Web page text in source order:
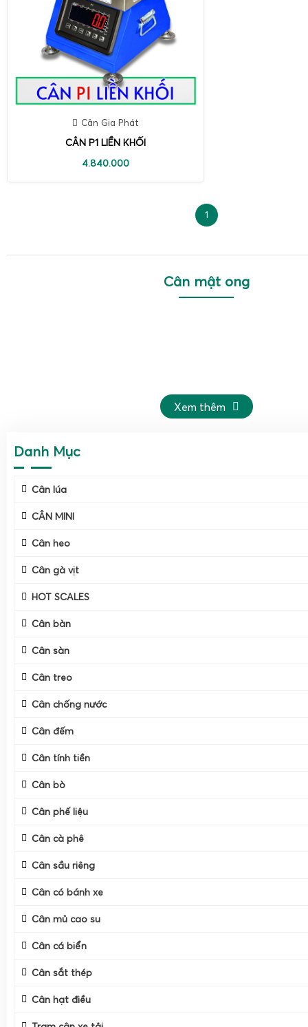
Danh Mục
Cân lúa
CÂN MINI
Cân heo
Cân gà vịt
HOT SCALES
Cân bàn
Cân sàn
Cân treo
Cân chống nước
Cân đếm
Cân tính tiền
Cân bò
Cân phế liệu
Cân cà phê
Cân sầu riêng
Cân có bánh xe
Cân mủ cao su
Cân cá biển
Cân sắt thép
Cân hạt điều
Cân Gia Phát
CÂN P1 LIỀN KHỐI
4.840.000
1
Cân mật ong
Xem thêm